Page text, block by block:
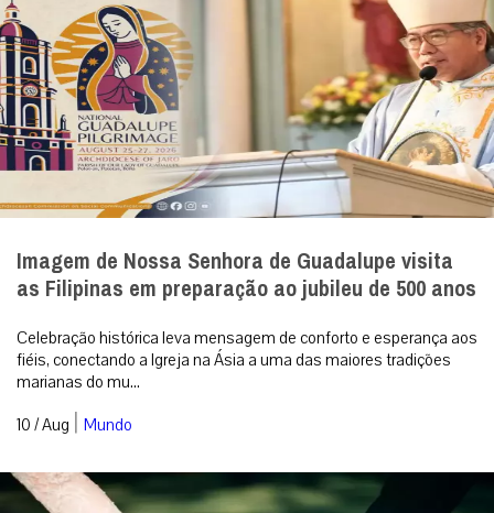
Imagem de Nossa Senhora de Guadalupe visita
as Filipinas em preparação ao jubileu de 500 anos
Celebração histórica leva mensagem de conforto e esperança aos
fiéis, conectando a Igreja na Ásia a uma das maiores tradições
marianas do mu...
10 / Aug | Mundo